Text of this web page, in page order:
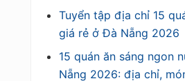
Tuyển tập địa chỉ 15
giá rẻ ở Đà Nẵng 2026
15 quán ăn sáng ngon
Nẵng 2026: địa chỉ,